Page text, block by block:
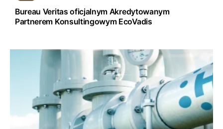
Bureau Veritas oficjalnym Akredytowanym
Partnerem Konsultingowym EcoVadis